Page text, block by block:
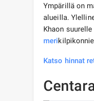
Ympärillä on
alueilla.
Khaon suurelle
meri
Katso hinnat